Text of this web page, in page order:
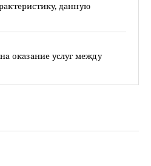
данную
оказание услуг между